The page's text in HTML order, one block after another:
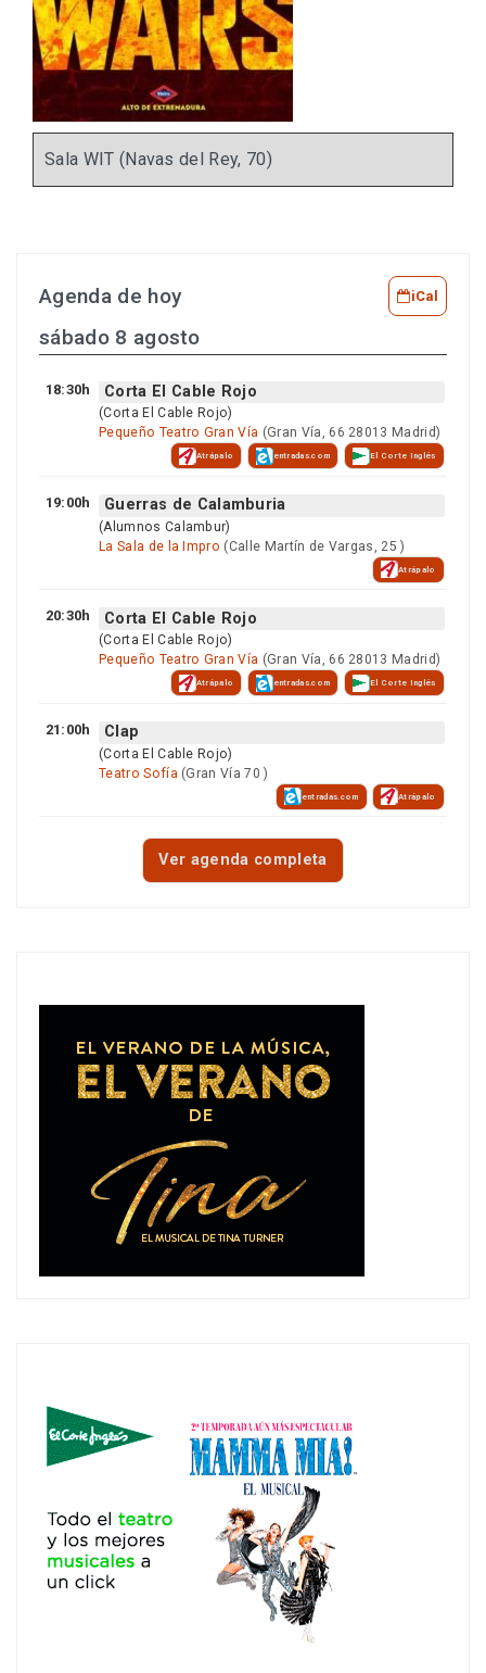
Sala WIT (Navas del Rey, 70)
Agenda de hoy iCal
sábado 8 agosto
18:30h Corta El Cable Rojo
(Corta El Cable Rojo)
Pequeño Teatro Gran Vía (Gran Vía, 66 28013 Madrid)
Atrápalo entradas.com El Corte Inglés
19:00h Guerras de Calamburia
(Alumnos Calambur)
La Sala de la Impro (Calle Martín de Vargas, 25 )
Atrápalo
20:30h Corta El Cable Rojo
(Corta El Cable Rojo)
Pequeño Teatro Gran Vía (Gran Vía, 66 28013 Madrid)
Atrápalo entradas.com El Corte Inglés
21:00h Clap
(Corta El Cable Rojo)
Teatro Sofía (Gran Vía 70 )
entradas.com Atrápalo
Ver agenda completa